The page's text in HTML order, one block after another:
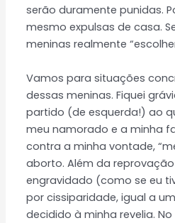
serão duramente punidas.
mesmo expulsas de casa.
meninas realmente
Vamos para situações
dessas meninas. Fiquei
partido (de esquerda!) ao
meu namorado e a minha
contra a minha vontade,
aborto. Além da
engravidado (como se eu
por cissiparidade, igual a
decidido à minha revelia.